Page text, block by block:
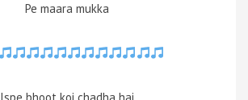
Pe maara mukka